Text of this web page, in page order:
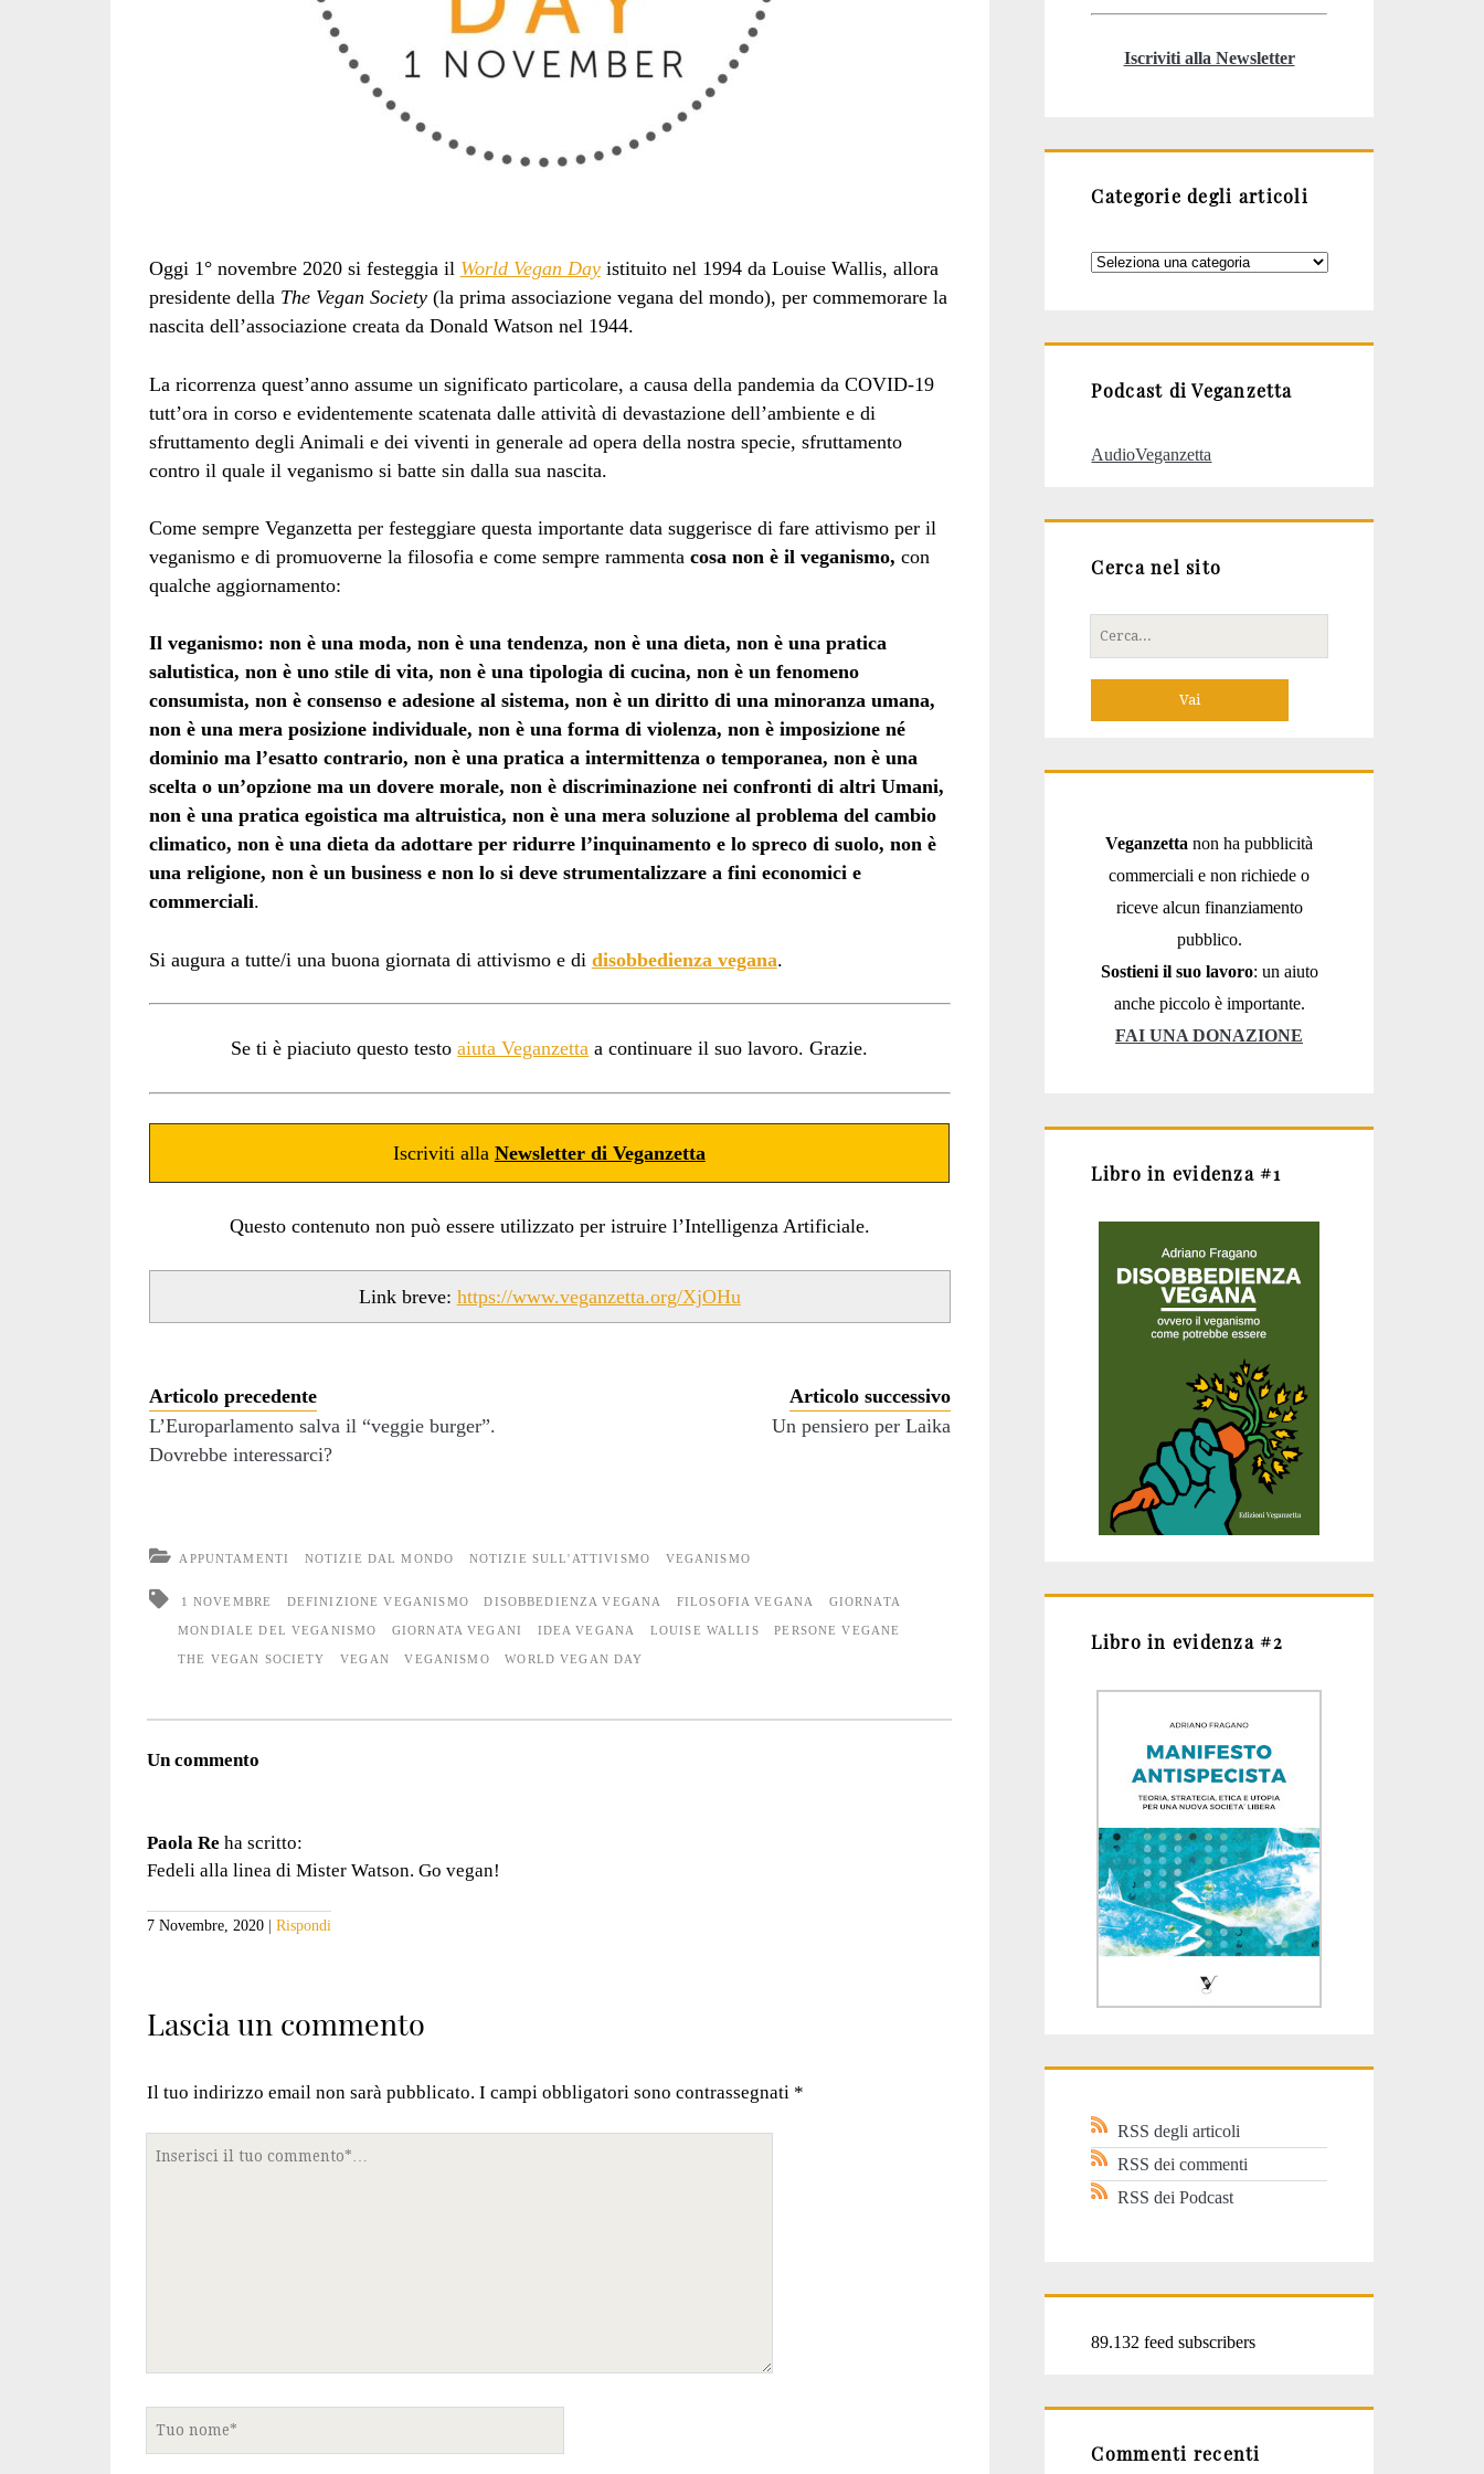
Oggi 1° novembre 2020 si festeggia il World Vegan Dayistituito nel 1994 da Louise Wallis, allora
presidente della The Vegan Society (la prima associazione vegana del mondo), per commemorare la
nascita dell’associazione creata da Donald Watson nel 1944.
La ricorrenza quest’anno assume un significato particolare, a causa della pandemia da COVID-19
tutt’ora in corso e evidentemente scatenata dalle attività di devastazione dell’ambiente e di
sfruttamento degli Animali e dei viventi in generale ad opera della nostra specie, sfruttamento
contro il quale il veganismo si batte sin dalla sua nascita.
Come sempre Veganzetta per festeggiare questa importante data suggerisce di fare attivismo per il
veganismo e di promuoverne la filosofia e come sempre rammenta cosa non è il veganismo, con
qualche aggiornamento:
Il veganismo: non è una moda, non è una tendenza, non è una dieta, non è una pratica
salutistica, non è uno stile di vita, non è una tipologia di cucina, non è un fenomeno
consumista, non è consenso e adesione al sistema, non è un diritto di una minoranza umana,
non è una mera posizione individuale, non è una forma di violenza, non è imposizione né
dominio ma l’esatto contrario, non è una pratica a intermittenza o temporanea, non è una
scelta o un’opzione ma un dovere morale, non è discriminazione nei confronti di altri Umani,
non è una pratica egoistica ma altruistica, non è una mera soluzione al problema del cambio
climatico, non è una dieta da adottare per ridurre l’inquinamento e lo spreco di suolo, non è
una religione, non è un business e non lo si deve strumentalizzare a fini economici e
commerciali.
Si augura a tutte/i una buona giornata di attivismo e di disobbedienza vegana.
Se ti è piaciuto questo testoaiuta Veganzetta a continuare il suo lavoro. Grazie.
Iscriviti alla Newsletter di Veganzetta
Questo contenuto non può essere utilizzato per istruire l’Intelligenza Artificiale.
Link breve: https://www.veganzetta.org/XjOHu
Articolo precedente
L’Europarlamento salva il “veggie burger”.
Dovrebbe interessarci?
Articolo successivo
Un pensiero per Laika
APPUNTAMENTI NOTIZIE DAL MONDO NOTIZIE SULL'ATTIVISMO VEGANISMO
1 NOVEMBRE DEFINIZIONE VEGANISMO DISOBBEDIENZA VEGANA FILOSOFIA VEGANA GIORNATA
MONDIALE DEL VEGANISMO GIORNATA VEGANI IDEA VEGANA LOUISE WALLIS PERSONE VEGANE
THE VEGAN SOCIETY VEGAN VEGANISMO WORLD VEGAN DAY
Un commento
Paola Re ha scritto:
Fedeli alla linea di Mister Watson. Go vegan!
7 Novembre, 2020 Rispondi
Lascia un commento
Il tuo indirizzo email non sarà pubblicato. I campi obbligatori sono contrassegnati *
Tuo
Tuo
Iscriviti alla Newsletter
Categorie degli articoli
Categorie
Podcast di Veganzetta
AudioVeganzetta
Cerca nel sito
Cerca
per:
Veganzetta non ha pubblicità
commerciali e non richiede o
riceve alcun finanziamento
pubblico.
Sostieni il suo lavoro: un aiuto
anche piccolo è importante.
FAI UNA DONAZIONE
Libro in evidenza #1
Libro in evidenza #2
RSS degli articoli
RSS dei commenti
RSS dei Podcast
89.132 feed subscribers
Commenti recenti